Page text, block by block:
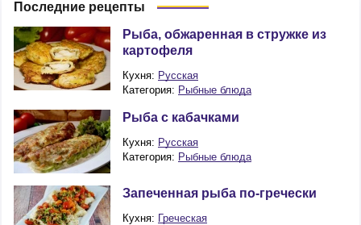
Последние рецепты
Рыба, обжаренная в стружке из
картофеля
Кухня: Русская
Категория: Рыбные блюда
Рыба с кабачками
Кухня: Русская
Категория: Рыбные блюда
Запеченная рыба по-гречески
Кухня: Греческая